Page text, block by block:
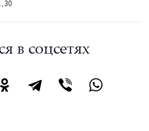
30
в соцсетях